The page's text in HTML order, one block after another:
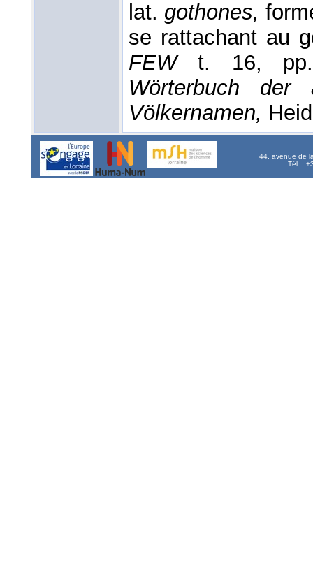
lat. gothones,
se rattachant au
FEWt. 16,
Wörterbuch der
Völkernamen,
44, avenue de
Tél. :